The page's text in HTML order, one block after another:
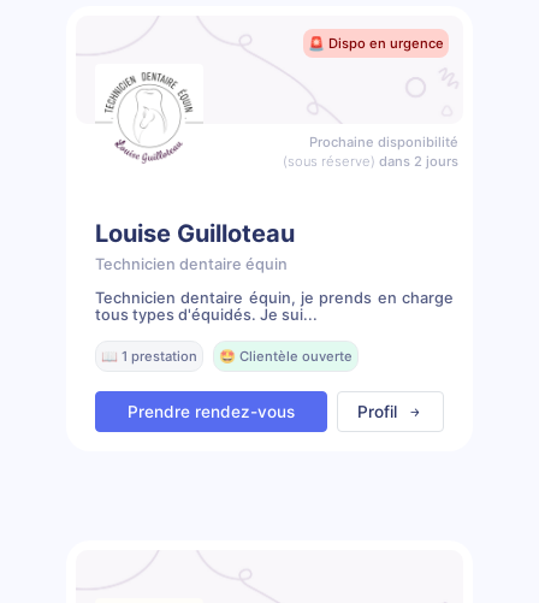
🚨 Dispo en urgence
Prochaine disponibilité
(sous réserve) dans 2 jours
Louise Guilloteau
Technicien dentaire équin
Technicien dentaire équin, je prends en charge
tous types d'équidés. Je sui...
📖 1 prestation 🤩 Clientèle ouverte
Prendre rendez-vous Profil